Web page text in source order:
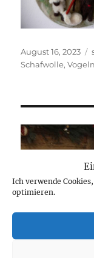
Ich verwende
optimieren.
Veröffentlicht
am
August 16, 2023
Schafwolle,